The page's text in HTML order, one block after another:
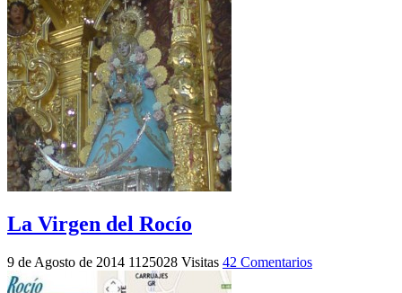
La Virgen del Rocío
9 de Agosto de 2014 1125028 Visitas 42 Comentarios